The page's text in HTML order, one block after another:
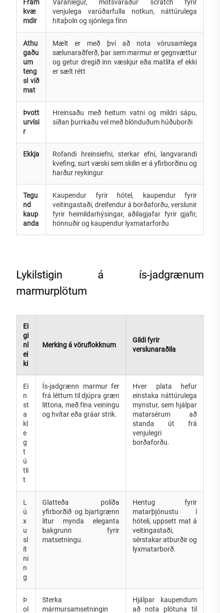
Fram
kvæ
mdir
Varanlegur, mótsvaraður scratch fyrir
venjulega varúðarfulla notkun, náttúrulega
hitaþoln og sjónlega fínn
Athu
gaðu
um
teng
sl við
mat
Mælt er með því að nota vörusamlega
sælunaraðferð, þar sem marmur er gegnvættur
og getur dregið inn væskjur eða matlita ef ekki
er sælt rétt
Þvott
urvísi
r
Hreinsaðu með heitum vatni og mildri sápu,
síðan þurrkaðu vel með blönduðum húðuborði
Ekkja
Rofandi hreinsiefni, sterkar efni, langvarandi
kvefing, surt væski sem skilin er á yfirborðinu og
harður reykingur
Tegu
nd
kaup
anda
Kaupendur fyrir hótel, kaupendur fyrir
veitingastaði, dreifendur á borðaforðu, verslunir
fyrir heimildarhýsingar, aðilagjafar fyrir gjafir,
hönnuðir og kaupendur lyxmatarforðu
Lykilstigin á ís-jadgrænum
marmurplötum
Ei
gi
nl
ei
ki
Merking á vöruflokknum
Gildi fyrir
verslunaraðila
Ei
n
st
a
kl
e
g
t
ú
tli
t
Ís-jadgrænn marmur fer
frá léttum til djúpra græn
littona, með fína veiningu
og hvítar eða gráar strik.
Hver plata hefur
einstaka náttúrulega
mynstur, sem hjálpar
matarsérum að
standa út frá
venjulegri
borðaforðu.
L
ú
x
u
sl
ít
ni
n
g
Glatteða políða
yfirborðið og bjartgrænn
litur mynda eleganta
bakgrunn fyrir
matsetningu.
Hentug fyrir
matarþjónustu í
hóteli, uppsett mat á
veitingastaði,
sérstakar atburðir og
lyxmatarborð.
Þ
ol
Sterka
mármursamsetningin
Hjálpar kaupendum
að nota plötuna til